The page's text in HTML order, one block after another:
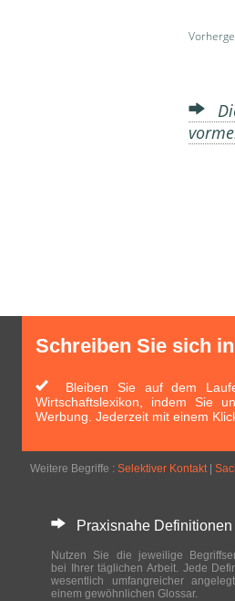
Schreiben Sie sich
Bleiben Sie auf dem
Wirtschaftslexikon, indem Sie
Werbung. Jederzeit mit einem
Weitere Begriffe : Selektiver Kontakt|
Praxisnahe Definitionen
Nutzen Sie die jeweilige
bei Ihrer täglichen Arbeit. Jede
wesentlich umfangreicher
einem gewöhnlichen Glossar.